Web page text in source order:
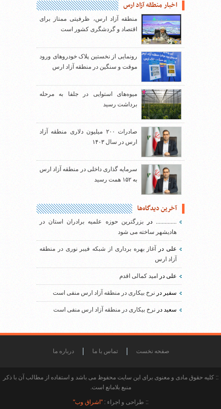
اخبار منطقه آزاد ارس
منطقه آزاد ارس، ظرفیتی ممتاز برای
اقتصاد و گردشگری کشور است
رونمایی از نخستین پلاک خودروهای ورود
موقت و سنگین در منطقه آزاد ارس
میوه‌های استوایی در جلفا به مرحله
برداشت رسید
صادرات ۲۰۰ میلیون دلاری منطقه آزاد
ارس در سال ۱۴۰۳
سرمایه گذاری داخلی در منطقه آزاد ارس
به ۱۵۲ همت رسید
آخرین دیدگاه‌ها
..............دربزرگترین حوزه علمیه برادران استان در
هادیشهر ساخته می شود
علیدر
آغاز بهره برداری از شبکه فیبر نوری در منطقه
آزاد ارس
علی در امید کمالی اقدم
سفیر در نرخ بیکاری در منطقه آزاد ارس منفی است
سعید در نرخ بیکاری در منطقه آزاد ارس منفی است
صفحه نخست تماس با ما درباره ما
:: کلیه حقوق مادی و معنوی برای این سایت محفوظ می باشد و استفاده از مطالب آن با ذکر
منبع بلامانع است.
:: طراحی و اجراء :"اشراق وب"